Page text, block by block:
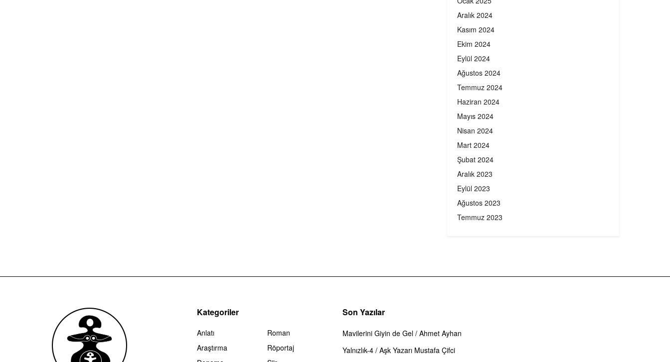
Aralık 2024
Kasım 2024
Ekim 2024
Eylül 2024
Ağustos 2024
Temmuz 2024
Haziran 2024
Mayıs 2024
Nisan 2024
Mart 2024
Şubat 2024
Aralık 2023
Eylül 2023
Ağustos 2023
Temmuz 2023
Kategoriler
Anlatı
Araştırma
Roman
Röportaj
Son Yazılar
Mavilerini Giyin de Gel / Ahmet Ayhan
Yalnızlık-4 / Aşk Yazarı Mustafa Çifci